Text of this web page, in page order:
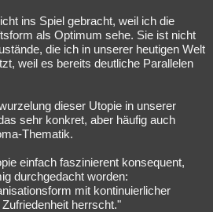
ins Spiel gebracht, weil ich die
als Optimum sehe. Sie ist nicht
die ich in unserer heutigen Welt
weil es bereits deutliche Parallelen
dieser Utopie in unserer
sehr konkret, aber häufig auch
Thematik.
einfach faszinierent konsequent,
durchgedacht worden:
mit kontinuierlicher
herrscht."